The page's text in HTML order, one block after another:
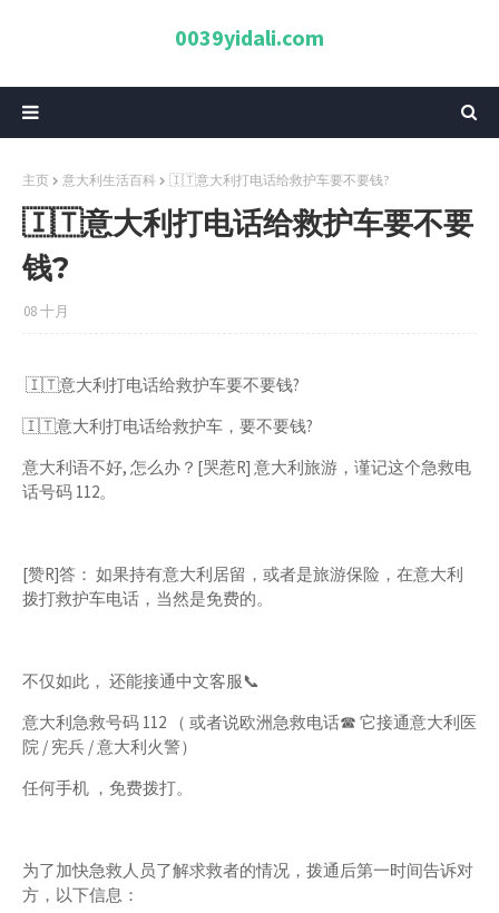
0039yidali.com
主页 意大利生活百科 🇮🇹意大利打电话给救护车要不要钱?
🇮🇹意大利打电话给救护车要不要
钱?
08 十月
🇮🇹意大利打电话给救护车要不要钱?
🇮🇹意大利打电话给救护车，要不要钱?
意大利语不好, 怎么办？[哭惹R] 意大利旅游，谨记这个急救电
话号码 112。
[赞R]答： 如果持有意大利居留，或者是旅游保险，在意大利
拨打救护车电话，当然是免费的。
不仅如此， 还能接通中文客服📞
意大利急救号码 112 （ 或者说欧洲急救电话☎ 它接通意大利医
院 / 宪兵 / 意大利火警）
任何手机 ，免费拨打。
为了加快急救人员了解求救者的情况，拨通后第一时间告诉对
方，以下信息：